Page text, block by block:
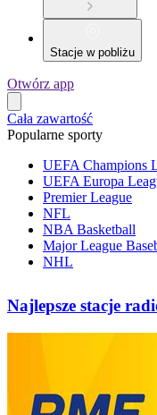
Stacje w pobliżu
Otwórz app
Cała zawartość
Popularne sporty
UEFA Champions
UEFA Europa
Premier League
NFL
NBA Basketball
Major League
NHL
Najlepsze stacje